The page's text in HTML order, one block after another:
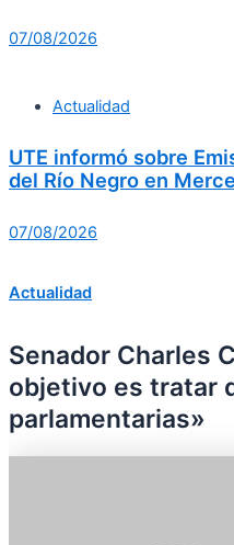
07/08/2026
Actualidad
UTE informó sobre
del Río Negro en
07/08/2026
Actualidad
Senador Charles
objetivo es tratar
parlamentarias»